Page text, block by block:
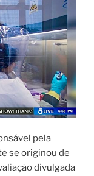
pela
se originou de
divulgada